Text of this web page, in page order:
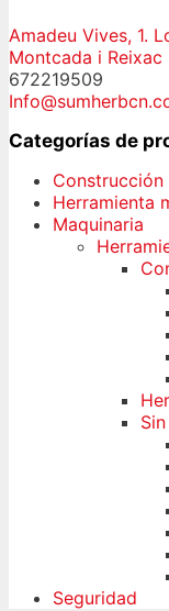
Amadeu Vives, 1.
Montcada i Reixac
672219509
Categorías de
Construcción
Herramienta
Maquinaria
Seguridad